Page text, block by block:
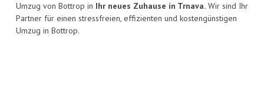
Umzug von Bottrop in Ihr neues Zuhause in Trnava. Wir sind Ihr
Partner für einen stressfreien, effizienten und kostengünstigen
Umzug in Bottrop.